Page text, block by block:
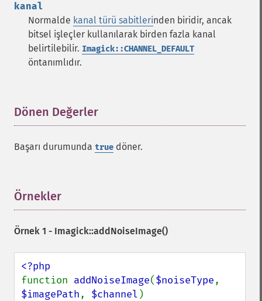
kanal
Normalde kanal türü sabitlerinden biridir, ancak
bitsel işleçler kullanılarak birden fazla kanal
belirtilebilir. Imagick::CHANNEL_DEFAULT
öntanımlıdır.
Dönen Değerler
Başarı durumunda true döner.
Örnekler
Örnek 1 - Imagick::addNoiseImage()
function addNoiseImage($noiseType
$imagePath, $channel )